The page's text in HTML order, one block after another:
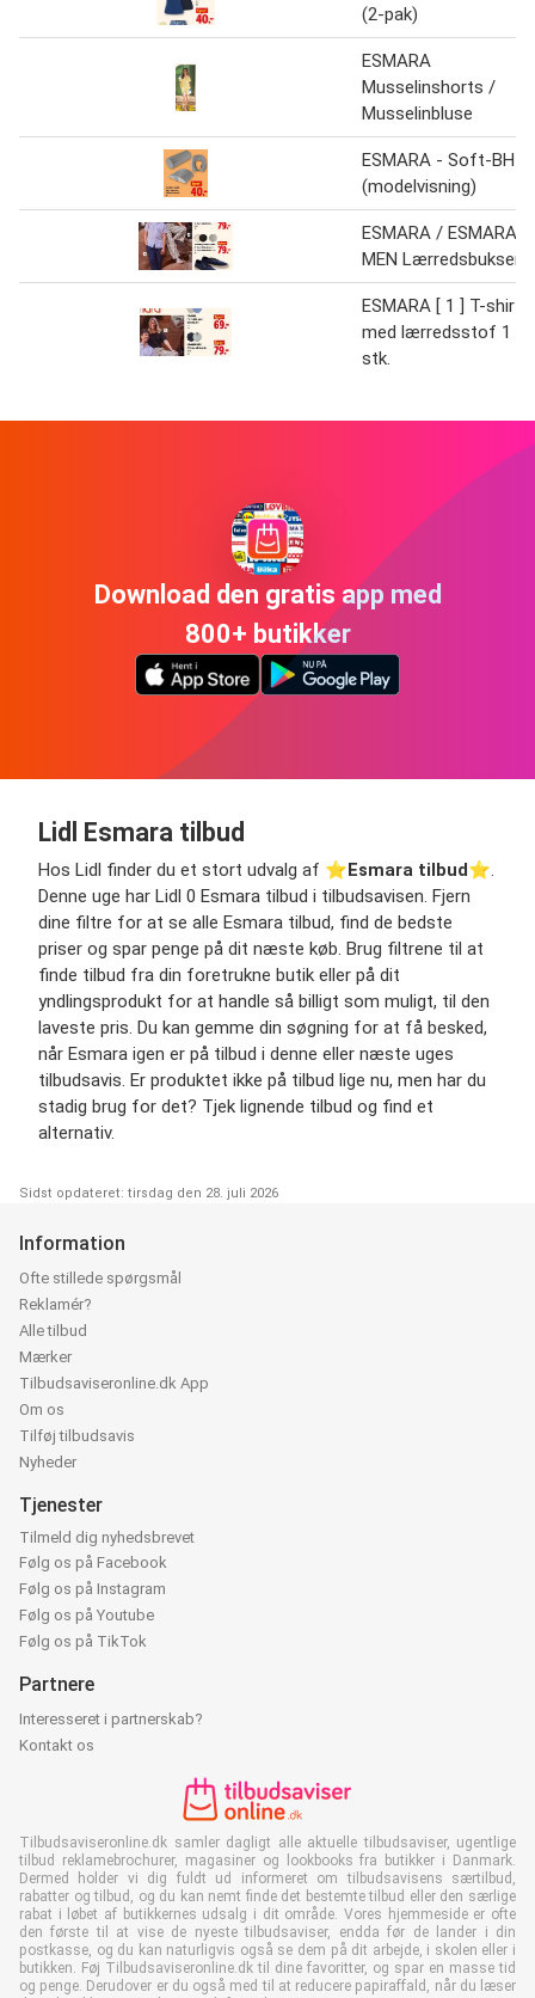
(2-pak)
ESMARA
Musselinshorts /
Musselinbluse
ESMARA - Soft-BH
(modelvisning)
ESMARA / ESMARA
MEN Lærredsbukser
ESMARA [ 1 ] T-shirt
med lærredsstof 1
stk.
Download den gratis app med
800+ butikker
Lidl Esmara tilbud
Hos Lidl finder du et stort udvalg af ⭐️Esmara tilbud⭐️.
Denne uge har Lidl 0 Esmara tilbud i tilbudsavisen. Fjern
dine filtre for at se alle Esmara tilbud, find de bedste
priser og spar penge på dit næste køb. Brug filtrene til at
finde tilbud fra din foretrukne butik eller på dit
yndlingsprodukt for at handle så billigt som muligt, til den
laveste pris. Du kan gemme din søgning for at få besked,
når Esmara igen er på tilbud i denne eller næste uges
tilbudsavis. Er produktet ikke på tilbud lige nu, men har du
stadig brug for det? Tjek lignende tilbud og find et
alternativ.
Sidst opdateret: tirsdag den 28. juli 2026
Information
Ofte stillede spørgsmål
Reklamér?
Alle tilbud
Mærker
Tilbudsaviseronline.dk App
Om os
Tilføj tilbudsavis
Nyheder
Tjenester
Tilmeld dig nyhedsbrevet
Følg os på Facebook
Følg os på Instagram
Følg os på Youtube
Følg os på TikTok
Partnere
Interesseret i partnerskab?
Kontakt os
Tilbudsaviseronline.dk samler dagligt alle aktuelle tilbudsaviser, ugentlige
tilbud reklamebrochurer, magasiner og lookbooks fra butikker i Danmark.
Dermed holder vi dig fuldt ud informeret om tilbudsavisens særtilbud,
rabatter og tilbud, og du kan nemt finde det bestemte tilbud eller den særlige
rabat i løbet af butikkernes udsalg i dit område. Vores hjemmeside er ofte
den første til at vise de nyeste tilbudsaviser, endda før de lander i din
postkasse, og du kan naturligvis også se dem på dit arbejde, i skolen eller i
butikken. Føj Tilbudsaviseronline.dk til dine favoritter, og spar en masse tid
og penge. Derudover er du også med til at reducere papiraffald, når du læser